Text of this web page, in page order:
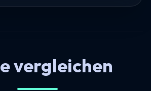
vergleichen